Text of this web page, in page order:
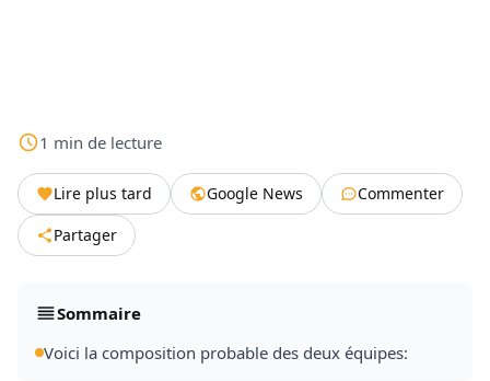
1 min de lecture
Lire plus tard Google News
Commenter
Partager
Sommaire
Voici la composition probable des deux équipes: